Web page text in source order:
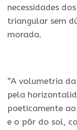
necessidades
triangular sem
morada.
“A volumetria
pela
poeticamente
e o pôr do sol,